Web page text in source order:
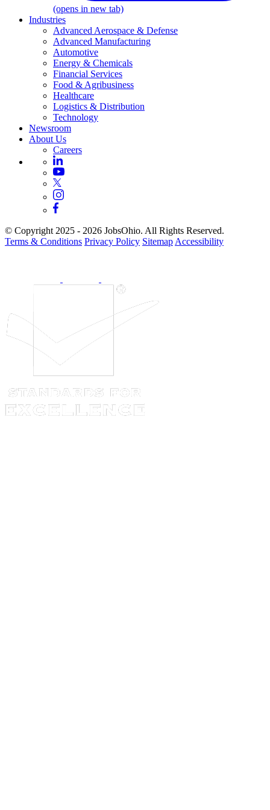
(opens in new tab)
Industries
Advanced Aerospace & Defense
Advanced Manufacturing
Automotive
Energy & Chemicals
Financial Services
Food & Agribusiness
Healthcare
Logistics & Distribution
Technology
Newsroom
About Us
Careers
© Copyright 2025 - 2026 JobsOhio. All Rights Reserved.
Terms & Conditions Privacy Policy Sitemap Accessibility